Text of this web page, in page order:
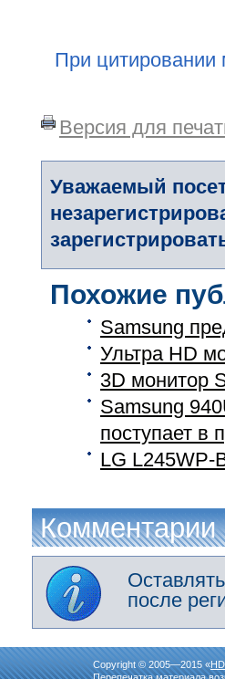
При цитировании
Версия для
Уважаемый
Похожие
Samsung
Ультра HD
3D монитор
Samsung
поступает в
LG L245WP-
Комментарии
после
Copyright © 2005—2015 «